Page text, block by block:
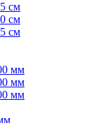
см
см
см
мм
мм
мм